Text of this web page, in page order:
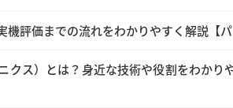
機評価までの流れをわかりやすく解説【
クス）とは？身近な技術や役割をわかり